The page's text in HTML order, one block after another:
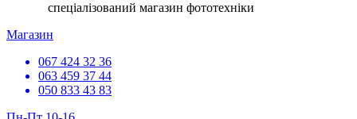
спеціалізований магазин фототехніки
Магазин
067 424 32 36
063 459 37 44
050 833 43 83